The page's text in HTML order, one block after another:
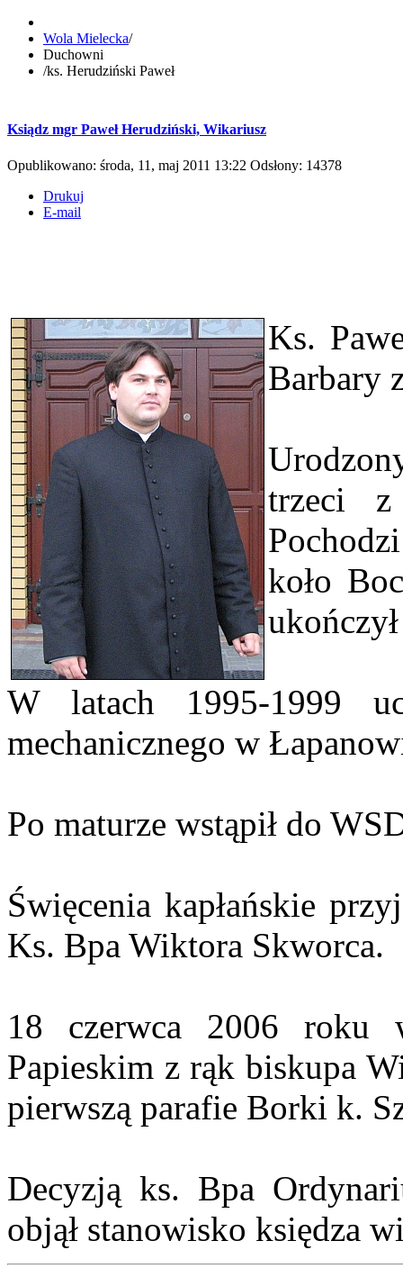
Wola Mielecka/
Duchowni
/ks. Herudziński Paweł
Ksiądz mgr Paweł Herudziński, Wikariusz
Opublikowano: środa, 11, maj 2011 13:22 Odsłony: 14378
Drukuj
E-mail
Ks.
Barbary
trzeci z
koło
W latach 1995-1999
mechanicznego w
Po maturze wstąpił do
Święcenia kapłańskie
Ks. Bpa Wiktora Skworca.
18 czerwca 2006 roku
Papieskim z rąk biskupa
pierwszą parafie Borki k.
Decyzją ks. Bpa
objął stanowisko księdza